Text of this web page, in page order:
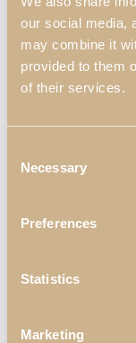
our social media,
may combine it
provided to them
of their services.
Selection
Necessary
Preferences
Statistics
Marketing